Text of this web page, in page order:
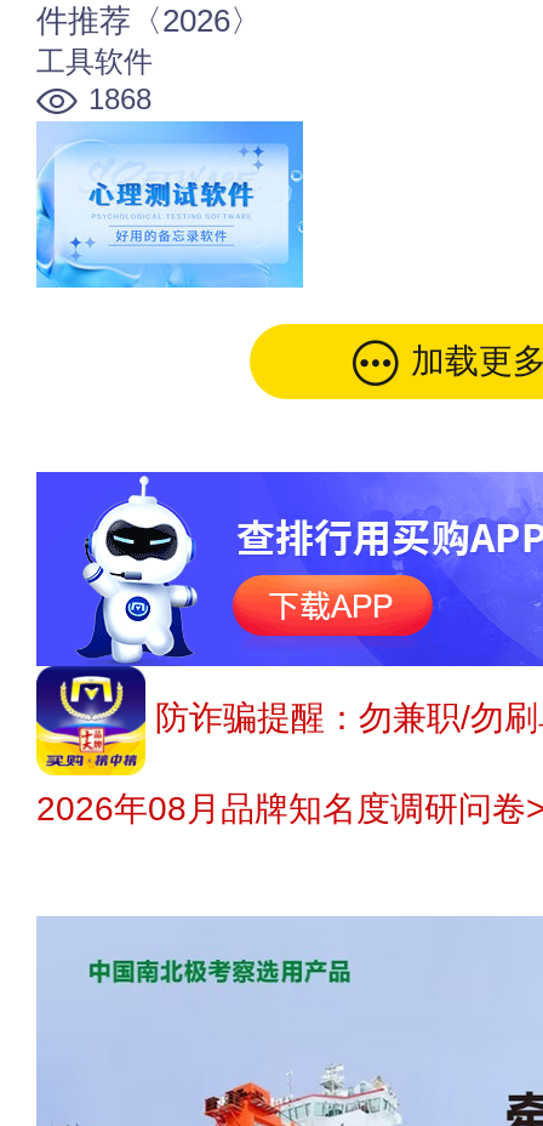
件推荐〈2026〉
工具软件
1868
加载更
防诈骗提醒：勿兼职/勿
2026年08月品牌知名度调研问卷